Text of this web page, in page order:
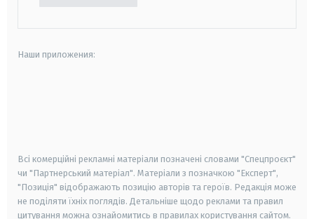
Наши приложения:
Всі комерційні рекламні матеріали позначені словами "Спецпроєкт"
чи "Партнерський матеріал". Матеріали з позначкою "Експерт",
"Позиція" відображають позицію авторів та героїв. Редакція може
не поділяти їхніх поглядів. Детальніше щодо реклами та правил
цитування можна ознайомитись в правилах користування сайтом.